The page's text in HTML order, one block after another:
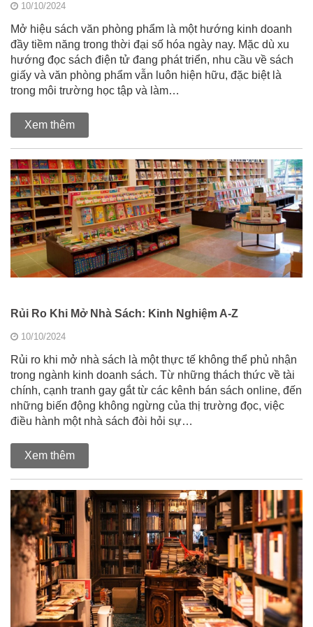
10/10/2024
Mở hiệu sách văn phòng phẩm là một hướng kinh doanh
đầy tiềm năng trong thời đại số hóa ngày nay. Mặc dù xu
hướng đọc sách điện tử đang phát triển, nhu cầu về sách
giấy và văn phòng phẩm vẫn luôn hiện hữu, đặc biệt là
trong môi trường học tập và làm…
Xem thêm
Rủi Ro Khi Mở Nhà Sách: Kinh Nghiệm A-Z
10/10/2024
Rủi ro khi mở nhà sách là một thực tế không thể phủ nhận
trong ngành kinh doanh sách. Từ những thách thức về tài
chính, cạnh tranh gay gắt từ các kênh bán sách online, đến
những biến động không ngừng của thị trường đọc, việc
điều hành một nhà sách đòi hỏi sự…
Xem thêm